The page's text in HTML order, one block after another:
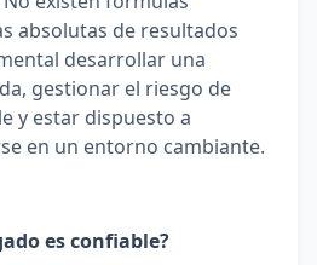
absolutas de resultados
desarrollar una
gestionar el riesgo de
y estar dispuesto a
en un entorno cambiante.
es confiable?